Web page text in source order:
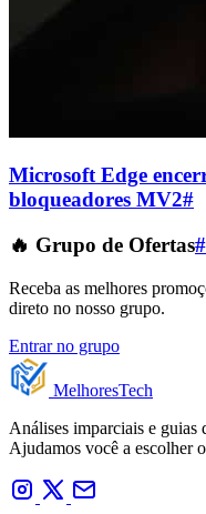
Microsoft Edge
bloqueadores MV2#
🔥 Grupo de Ofertas#
Receba as melhores
direto no nosso grupo.
Entrar no grupo
MelhoresTech
Análises imparciais e guias
Ajudamos você a escolher